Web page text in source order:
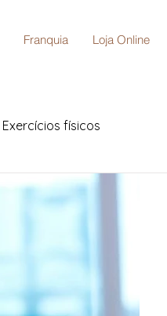
Franquia Loja Online
Exercícios físicos